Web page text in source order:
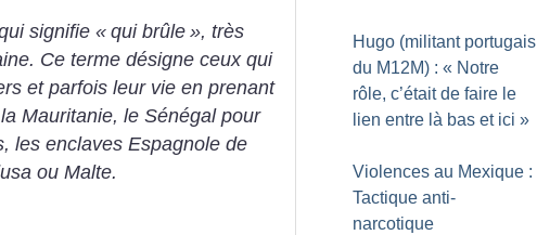
signifie « qui brûle », très
Ce terme désigne ceux qui
et parfois leur vie en prenant
Mauritanie, le Sénégal pour
les enclaves Espagnole de
ou Malte.
Hugo (militant portugais
du M12M) : « Notre
rôle, c’était de faire le
lien entre là bas et ici »
Violences au Mexique :
Tactique anti-
narcotique